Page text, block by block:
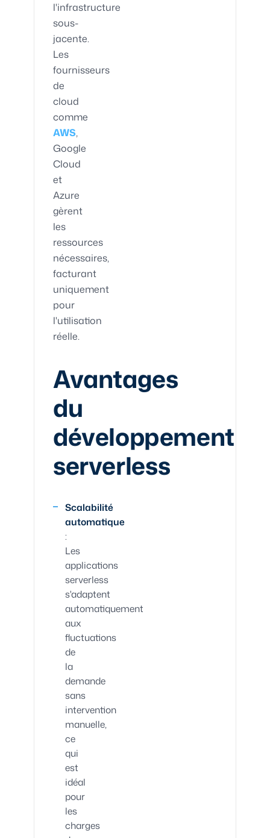
l'infrastructure
sous-
jacente.
Les
fournisseurs
de
cloud
comme
AWS,
Google
Cloud
et
Azure
gèrent
les
ressources
nécessaires,
facturant
uniquement
pour
l'utilisation
réelle.
Avantages
du
développement
serverless
Scalabilité
automatique
:
Les
applications
serverless
s'adaptent
automatiquement
aux
fluctuations
de
la
demande
sans
intervention
manuelle,
ce
qui
est
idéal
pour
les
charges